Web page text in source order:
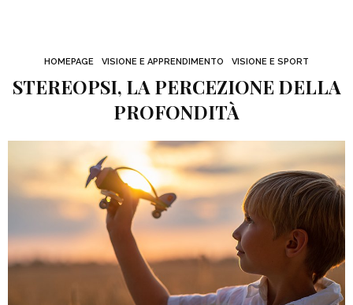
HOMEPAGE VISIONE E APPRENDIMENTO VISIONE E SPORT
STEREOPSI, LA PERCEZIONE DELLA
PROFONDITÀ